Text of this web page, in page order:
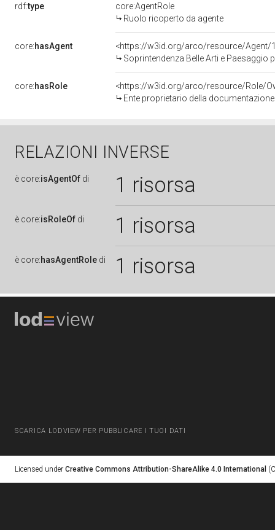
rdf:type
core:AgentRole
Ruolo ricoperto da agente
core:hasAgent
<https://w3id.org/arco/resource/Agent/
Soprintendenza Belle Arti e Paesaggio
core:hasRole
<https://w3id.org/arco/resource/Role/
Ente proprietario della documentazione
RELAZIONI INVERSE
è core:isAgentOf di 1 risorsa
è core:isRoleOf di 1 risorsa
è core:hasAgentRole di 1 risorsa
SCARICA LODVIEW PER PUBBLICARE I TUOI DATI
Licensed under Creative Commons Attribution-ShareAlike 4.0 International